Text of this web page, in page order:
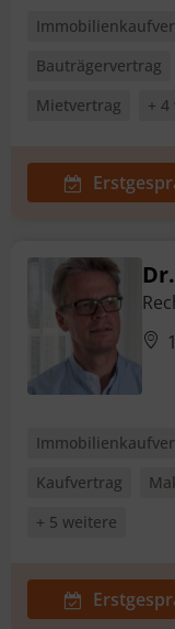
Bauträgervertrag
Mietvertrag
+
Kaufvertrag
+ 5 weitere